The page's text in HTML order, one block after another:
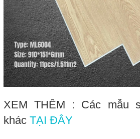
XEM THÊM : Các mẫu
khác TẠI ĐÂY